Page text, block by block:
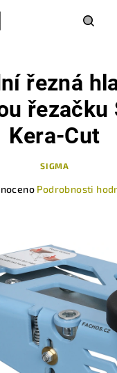
řezná
řezačku
Kera-Cut
SIGMA
Podrobnosti